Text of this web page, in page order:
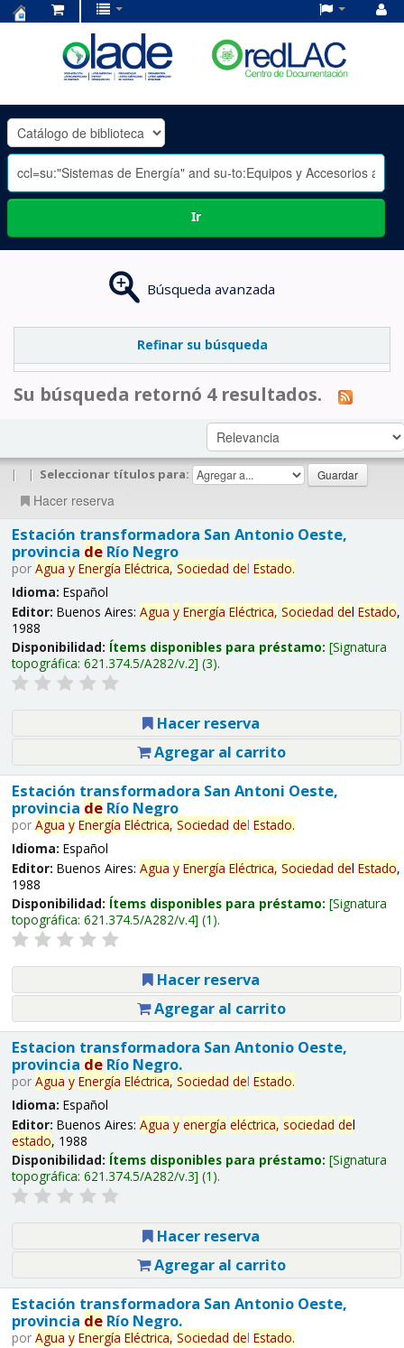
OLADE
-
Ir
Búsqueda avanzada
Refinar su búsqueda
Su búsqueda retornó 4 resultados.
| | Seleccionar títulos para:
Hacer reserva
Estación transformadora San Antonio Oeste,
provincia deRío Negro
por Agua y Energía Eléctrica, Sociedad del Estado.
Idioma: Español
Editor: Buenos Aires: Agua y Energía Eléctrica, Sociedad del Estado,
1988
Disponibilidad: Ítems disponibles para préstamo: Signatura
topográfica: 621.374.5/A282/v.2 (3).
Hacer reserva
Agregar al carrito
Estación transformadora San Antoni Oeste,
provincia deRío Negro
por Agua y Energía Eléctrica, Sociedad del Estado.
Idioma: Español
Editor: Buenos Aires: Agua y Energía Eléctrica, Sociedad del Estado,
1988
Disponibilidad: Ítems disponibles para préstamo: Signatura
topográfica: 621.374.5/A282/v.4 (1).
Hacer reserva
Agregar al carrito
Estacion transformadora San Antonio Oeste,
provincia deRío Negro.
por Agua y Energía Eléctrica, Sociedad del Estado.
Idioma: Español
Editor: Buenos Aires: Agua y energía eléctrica, sociedad del
estado, 1988
Disponibilidad: Ítems disponibles para préstamo: Signatura
topográfica: 621.374.5/A282/v.3 (1).
Hacer reserva
Agregar al carrito
Estación transformadora San Antonio Oeste,
provincia deRío Negro.
por Agua y Energía Eléctrica, Sociedad del Estado.